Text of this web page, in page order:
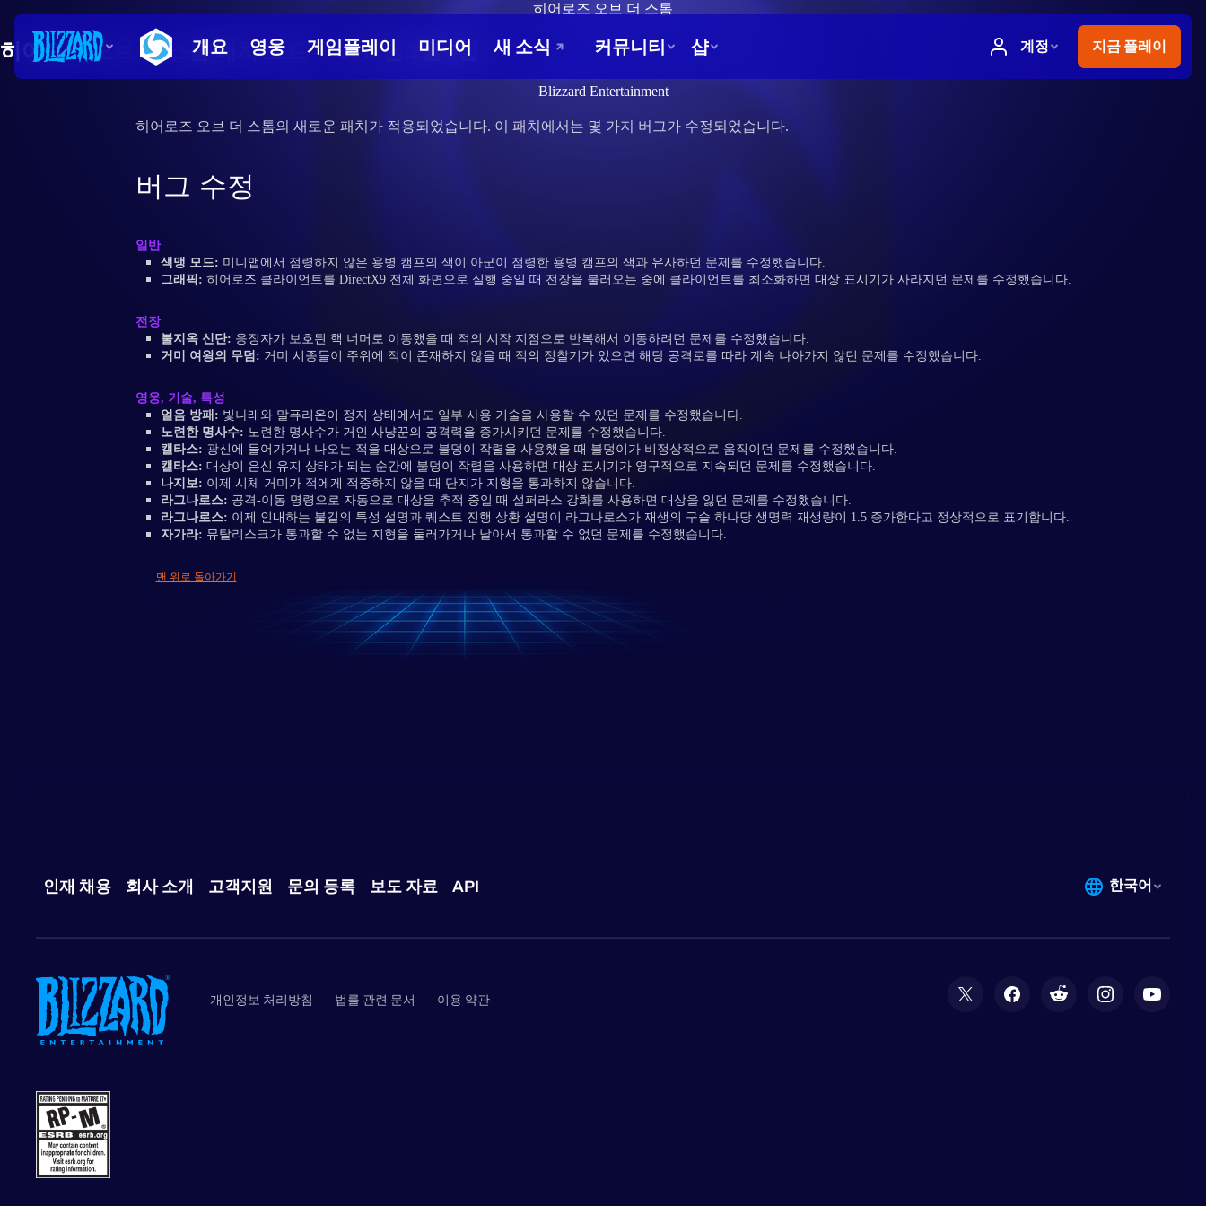
히어로즈 오브 더 스톰
히어로즈 오브 더 스톰 패치 노트 — 2017년 2월 9일
Blizzard Entertainment
히어로즈 오브 더 스톰의 새로운 패치가 적용되었습니다. 이 패치에서는 몇 가지 버그가 수정되었습니다.
버그 수정
일반
색맹 모드: 미니맵에서 점령하지 않은 용병 캠프의 색이 아군이 점령한 용병 캠프의 색과 유사하던 문제를 수정했습니다.
그래픽: 히어로즈 클라이언트를 DirectX9 전체 화면으로 실행 중일 때 전장을 불러오는 중에 클라이언트를 최소화하면 대상 표시기가 사라지던 문제를 수정했습니다.
전장
불지옥 신단: 응징자가 보호된 핵 너머로 이동했을 때 적의 시작 지점으로 반복해서 이동하려던 문제를 수정했습니다.
거미 여왕의 무덤: 거미 시종들이 주위에 적이 존재하지 않을 때 적의 정찰기가 있으면 해당 공격로를 따라 계속 나아가지 않던 문제를 수정했습니다.
영웅, 기술, 특성
얼음 방패: 빛나래와 말퓨리온이 정지 상태에서도 일부 사용 기술을 사용할 수 있던 문제를 수정했습니다.
노련한 명사수: 노련한 명사수가 거인 사냥꾼의 공격력을 증가시키던 문제를 수정했습니다.
캘타스: 광신에 들어가거나 나오는 적을 대상으로 불덩이 작렬을 사용했을 때 불덩이가 비정상적으로 움직이던 문제를 수정했습니다.
캘타스: 대상이 은신 유지 상태가 되는 순간에 불덩이 작렬을 사용하면 대상 표시기가 영구적으로 지속되던 문제를 수정했습니다.
나지보: 이제 시체 거미가 적에게 적중하지 않을 때 단지가 지형을 통과하지 않습니다.
라그나로스: 공격-이동 명령으로 자동으로 대상을 추적 중일 때 설퍼라스 강화를 사용하면 대상을 잃던 문제를 수정했습니다.
라그나로스: 이제 인내하는 불길의 특성 설명과 퀘스트 진행 상황 설명이 라그나로스가 재생의 구슬 하나당 생명력 재생량이 1.5 증가한다고 정상적으로 표기합니다.
자가라: 뮤탈리스크가 통과할 수 없는 지형을 둘러가거나 날아서 통과할 수 없던 문제를 수정했습니다.
맨 위로 돌아가기